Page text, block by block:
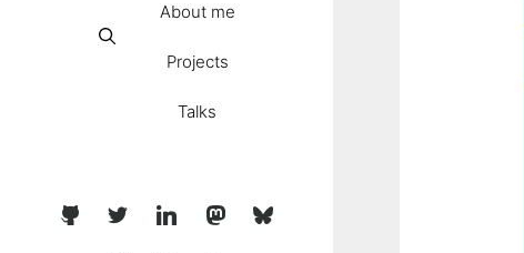
About me
Projects
Talks